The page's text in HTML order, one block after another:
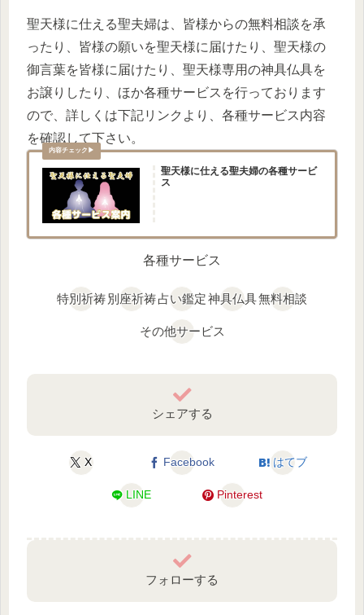
聖天様に仕える聖夫婦は、皆様からの無料相談を承
ったり、皆様の願いを聖天様に届けたり、聖天様の
御言葉を皆様に届けたり、聖天様専用の神具仏具を
お譲りしたり、ほか各種サービスを行っております
ので、詳しくは下記リンクより、各種サービス内容
を確認して下さい。
聖天様に仕える聖夫婦の各種サービ
ス
各種サービス
特別祈祷別座祈祷占い鑑定神具仏具無料相談
その他サービス
シェアする
X Facebook はてブ
LINE Pinterest
フォローする